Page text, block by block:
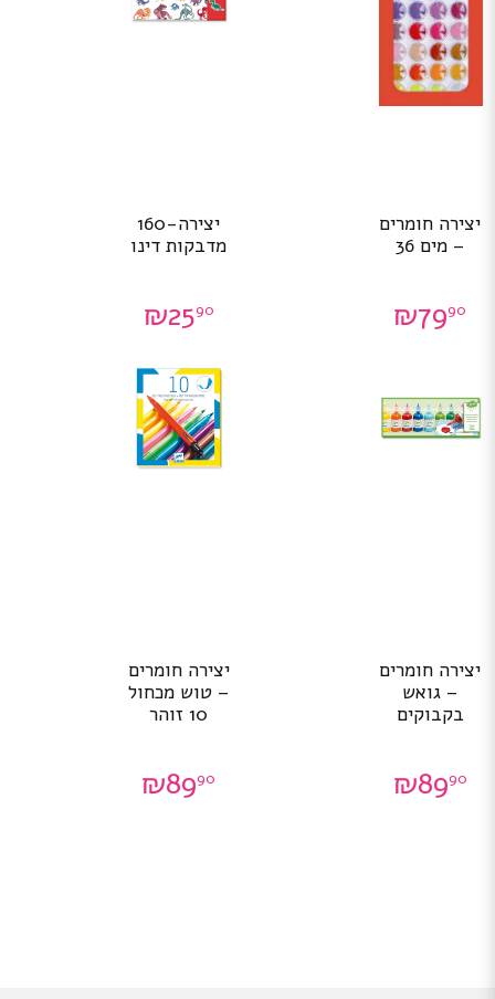
יצירה חומרים
– מים 36
₪7990
יצירה-160
מדבקות דינו
₪2590
יצירה חומרים
– גואש
בקבוקים
₪8990
יצירה חומרים
– טוש מכחול
10 זוהר
₪8990